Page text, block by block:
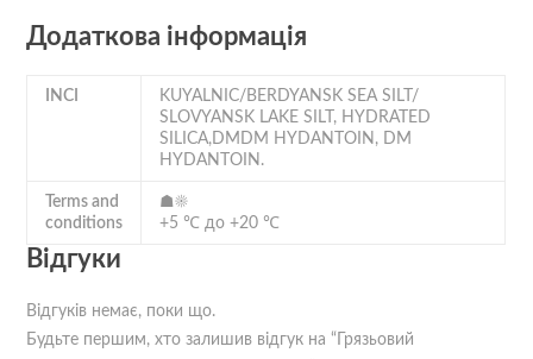
Додаткова інформація
INCI
KUYALNIC/BERDYANSK SEA SILT/
SLOVYANSK LAKE SILT, HYDRATED
SILICA,DMDM HYDANTOIN, DM
HYDANTOIN.
Terms and
conditions
☗☀
+5 ℃ до +20 ℃
Відгуки
Відгуків немає, поки що.
Будьте першим, хто залишив відгук на “Грязьовий